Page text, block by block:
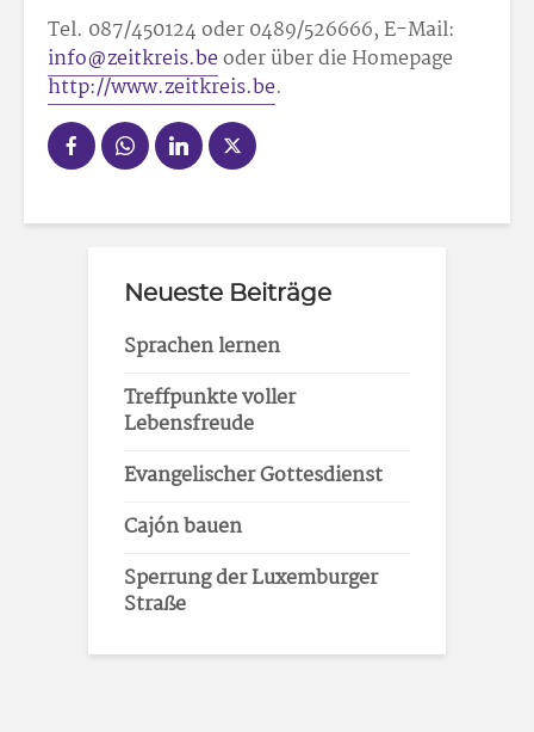
Tel. 087/450124 oder 0489/526666, E-Mail:
info@zeitkreis.beoder über die Homepage
http://www.zeitkreis.be.
Neueste Beiträge
Sprachen lernen
Treffpunkte voller
Lebensfreude
Evangelischer Gottesdienst
Cajón bauen
Sperrung der Luxemburger
Straße